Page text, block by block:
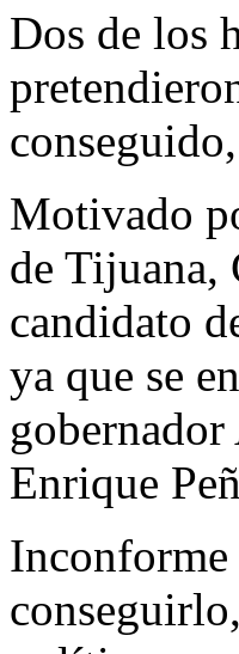
Dos de los
Motivado
de Tijuana,
candidato
ya que se
Enrique
Inconforme